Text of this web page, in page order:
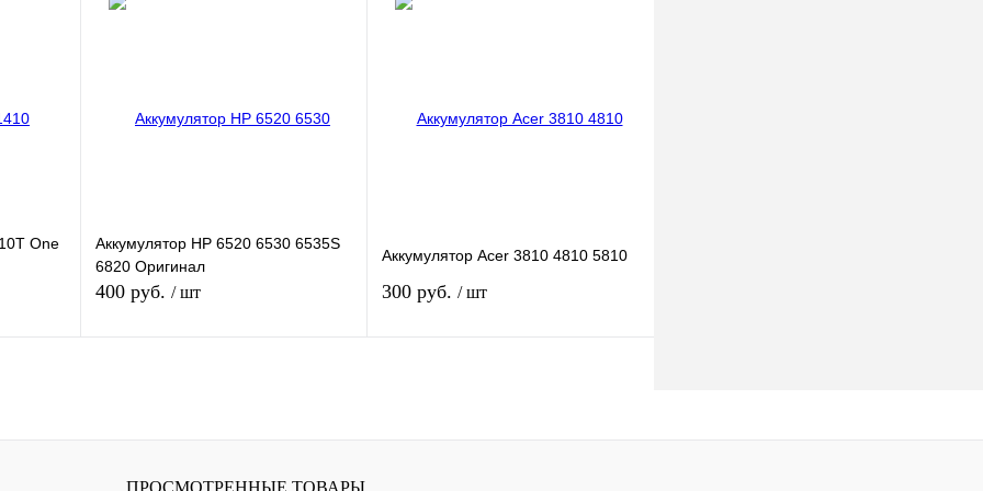
Цвет
One
Аккумулятор HP 6520 6530 6535S
6820 Оригинал
400 руб. / шт
Аккумулятор Acer 3810 4810 5810
300 руб. / шт